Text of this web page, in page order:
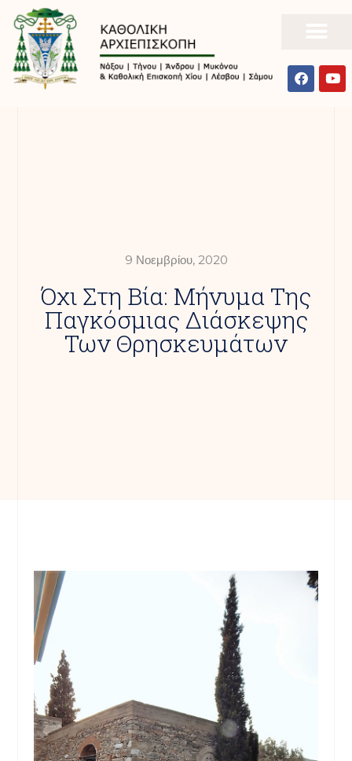
9 Νοεμβρίου, 2020
Όχι Στη Βία: Μήνυμα Της
Παγκόσμιας Διάσκεψης
Των Θρησκευμάτων